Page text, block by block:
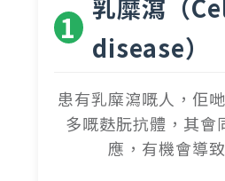
1
乳糜瀉（
disease）
患有乳糜瀉嘅人，佢
多嘅麩朊抗體，其會
應，有機會導